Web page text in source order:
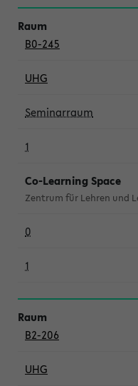
B0-245
UHG
Seminarraum
1
Co-Learning Space
Zentrum für Lehren und
0
1
B2-206
UHG